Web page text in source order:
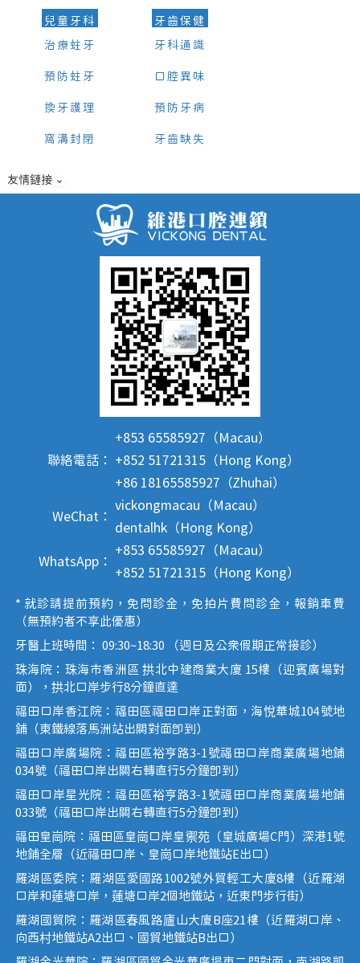
兒童牙科
治療蛀牙
預防蛀牙
換牙護理
窩溝封閉
牙齒保健
牙科通識
口腔異味
預防牙病
牙齒缺失
友情鏈接
聯絡電話：
+853 65585927（Macau）
+852 51721315（Hong Kong）
+86 18165585927（Zhuhai）
WeChat：
vickongmacau（Macau）
dentalhk（Hong Kong）
WhatsApp：
+853 65585927（Macau）
+852 51721315（Hong Kong）
* 就診請提前預約，免問診金，免拍片費問診金，報銷車費
（無預約者不享此優惠）
牙醫上班時間： 09:30~18:30 （週日及公眾假期正常接診）
珠海院：珠海市香洲區 拱北中建商業大廈 15樓（迎賓廣場對
面），拱北口岸步行8分鐘直達
福田口岸香江院：福田區福田口岸正對面，海悅華城104號地
鋪（東鐵線落馬洲站出關對面即到）
福田口岸廣場院：福田區裕亨路3-1號福田口岸商業廣場地鋪
034號（福田口岸出關右轉直行5分鐘即到）
福田口岸星光院：福田區裕亨路3-1號福田口岸商業廣場地鋪
033號（福田口岸出關右轉直行5分鐘即到）
福田皇崗院：福田區皇崗口岸皇禦苑（皇城廣場C門）深港1號
地鋪全層（近福田口岸、皇崗口岸地鐵站E出口）
羅湖區委院：羅湖區愛國路1002號外貿輕工大廈8樓（近羅湖
口岸和蓮塘口岸，蓮塘口岸2個地鐵站，近東門步行街）
羅湖國貿院：羅湖區春風路廬山大廈B座21樓（近羅湖口岸、
向西村地鐵站A2出口、國貿地鐵站B出口）